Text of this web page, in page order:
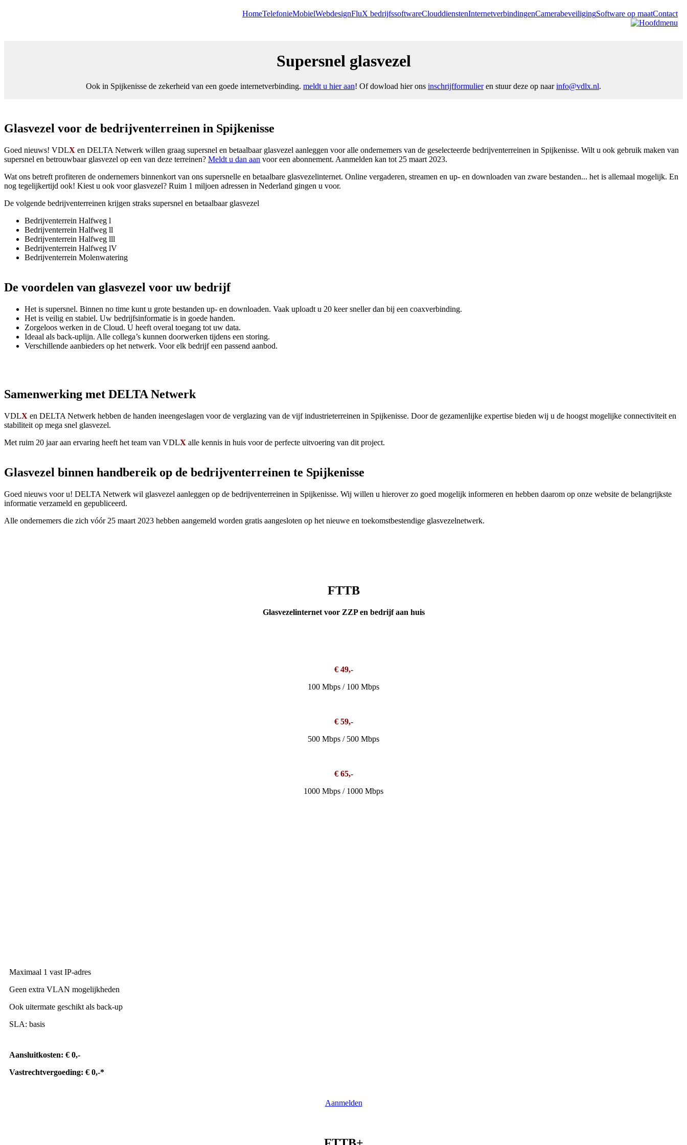
HomeTelefonieMobielWebdesignFluX bedrijfssoftwareClouddienstenInternetverbindingenCamerabeveiligingSoftware op maatContact
Supersnel glasvezel
Ook in Spijkenisse de zekerheid van een goede internetverbinding. meldt u hier aan! Of dowload hier ons inschrijfformulieren stuur deze op naarinfo@vdlx.nl.
Glasvezel voor de bedrijventerreinen in Spijkenisse
Goed nieuws! VDLX en DELTA Netwerk willen graag supersnel en betaalbaar glasvezel aanleggen voor alle ondernemers van de geselecteerde bedrijventerreinen in Spijkenisse. Wilt u ook gebruik maken van
supersnel en betrouwbaar glasvezel op een van deze terreinen? Meldt u dan aan voor een abonnement. Aanmelden kan tot 25 maart 2023.
Wat ons betreft profiteren de ondernemers binnenkort van ons supersnelle en betaalbare glasvezelinternet. Online vergaderen, streamen en up- en downloaden van zware bestanden... het is allemaal mogelijk. En
nog tegelijkertijd ook! Kiest u ook voor glasvezel? Ruim 1 miljoen adressen in Nederland gingen u voor.
De volgende bedrijventerreinen krijgen straks supersnel en betaalbaar glasvezel
Bedrijventerrein Halfweg l
Bedrijventerrein Halfweg ll
Bedrijventerrein Halfweg lll
Bedrijventerrein Halfweg lV
Bedrijventerrein Molenwatering
De voordelen van glasvezel voor uw bedrijf
Het is supersnel. Binnen no time kunt u grote bestanden up- en downloaden. Vaak uploadt u 20 keer sneller dan bij een coaxverbinding.
Het is veilig en stabiel. Uw bedrijfsinformatie is in goede handen.
Zorgeloos werken in de Cloud. U heeft overal toegang tot uw data.
Ideaal als back-uplijn. Alle collega’s kunnen doorwerken tijdens een storing.
Verschillende aanbieders op het netwerk. Voor elk bedrijf een passend aanbod.
Samenwerking met DELTA Netwerk
VDLX en DELTA Netwerk hebben de handen ineengeslagen voor de verglazing van de vijf industrieterreinen in Spijkenisse. Door de gezamenlijke expertise bieden wij u de hoogst mogelijke connectiviteit en
stabiliteit op mega snel glasvezel.
Met ruim 20 jaar aan ervaring heeft het team van VDLX alle kennis in huis voor de perfecte uitvoering van dit project.
Glasvezel binnen handbereik op de bedrijventerreinen te Spijkenisse
Goed nieuws voor u! DELTA Netwerk wil glasvezel aanleggen op de bedrijventerreinen in Spijkenisse. Wij willen u hierover zo goed mogelijk informeren en hebben daarom op onze website de belangrijkste
informatie verzameld en gepubliceerd.
Alle ondernemers die zich vóór 25 maart 2023 hebben aangemeld worden gratis aangesloten op het nieuwe en toekomstbestendige glasvezelnetwerk.
FTTB
Glasvezelinternet voor ZZP en bedrijf aan huis
€ 49,-
100 Mbps / 100 Mbps
€ 59,-
500 Mbps / 500 Mbps
€ 65,-
1000 Mbps / 1000 Mbps
Maximaal 1 vast IP-adres
Geen extra VLAN mogelijkheden
Ook uitermate geschikt als back-up
SLA: basis
Aansluitkosten: € 0,-
Vastrechtvergoeding: € 0,-*
Aanmelden